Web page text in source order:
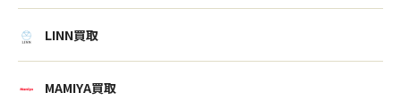
LINN買取
MAMIYA買取